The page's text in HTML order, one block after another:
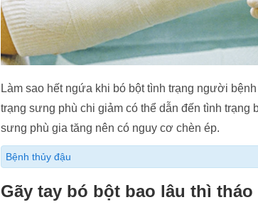
Làm sao hết ngứa khi bó bột tình trạng người
trạng sưng phù chi giảm có thể dẫn đến tình trạng
sưng phù gia tăng nên có nguy cơ chèn ép.
Bệnh thủy đậu
Gãy tay bó bột bao lâu thì tháo